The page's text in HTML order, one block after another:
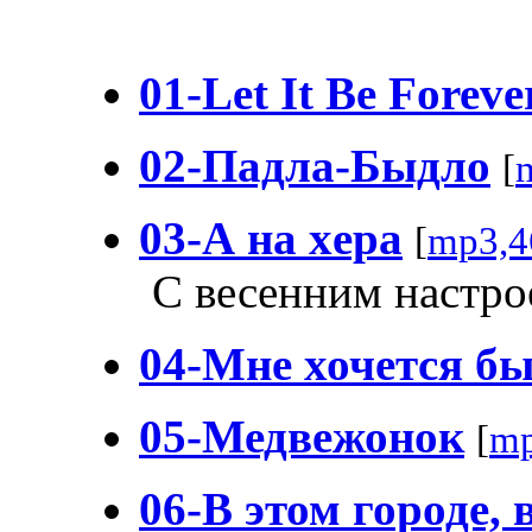
01-Let It Be
02-Падла-Быдло [
03-А на xера [
С весенним
04-Мне хочется
05-Медвежонок [
06-В этом городе,